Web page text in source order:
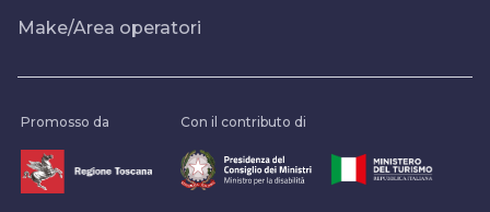
Make/Area operatori
Promosso da Con il contributo di